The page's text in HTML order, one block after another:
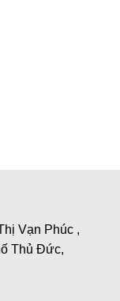
Vạn Phúc ,
Thủ Đức,